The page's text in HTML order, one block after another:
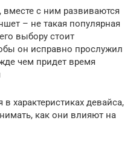
вместе с ним развиваются
– не такая популярная
выбору стоит
он исправно прослужил
чем придет время
характеристиках девайса,
как они влияют на